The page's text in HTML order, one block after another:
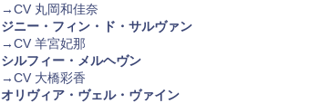
→CV 丸岡和佳奈
ジニー・フィン・ド・サルヴァン
→CV 羊宮妃那
シルフィー・メルヘヴン
→CV 大橋彩香
オリヴィア・ヴェル・ヴァイン